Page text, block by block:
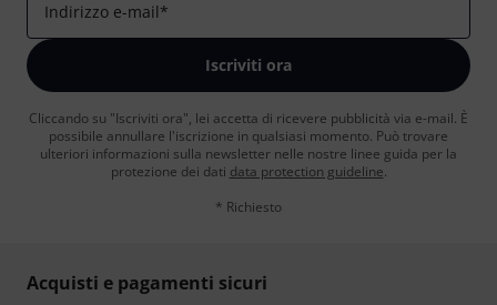
Indirizzo e-mail*
Iscriviti ora
Cliccando su "Iscriviti ora", lei accetta di ricevere pubblicità via e-mail. È
possibile annullare l'iscrizione in qualsiasi momento. Può trovare
ulteriori informazioni sulla newsletter nelle nostre linee guida per la
protezione dei dati data protection guideline.
* Richiesto
Acquisti e pagamenti sicuri